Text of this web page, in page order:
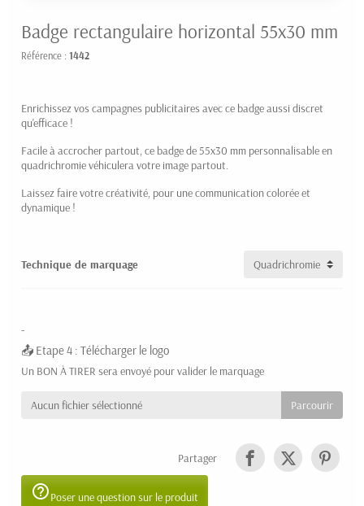
Badge rectangulaire horizontal 55x30 mm
Référence : 1442
Enrichissez vos campagnes publicitaires avec ce badge aussi discret
qu'efficace !
Facile à accrocher partout, ce badge de 55x30 mm personnalisable en
quadrichromie véhiculera votre image partout.
Laissez faire votre créativité, pour une communication colorée et
dynamique !
Technique de marquage
-
Etape 4 : Télécharger le logo
Un BON À TIRER sera envoyé pour valider le marquage
Aucun fichier sélectionné
Partager
help_outlinePoser une question sur le produit